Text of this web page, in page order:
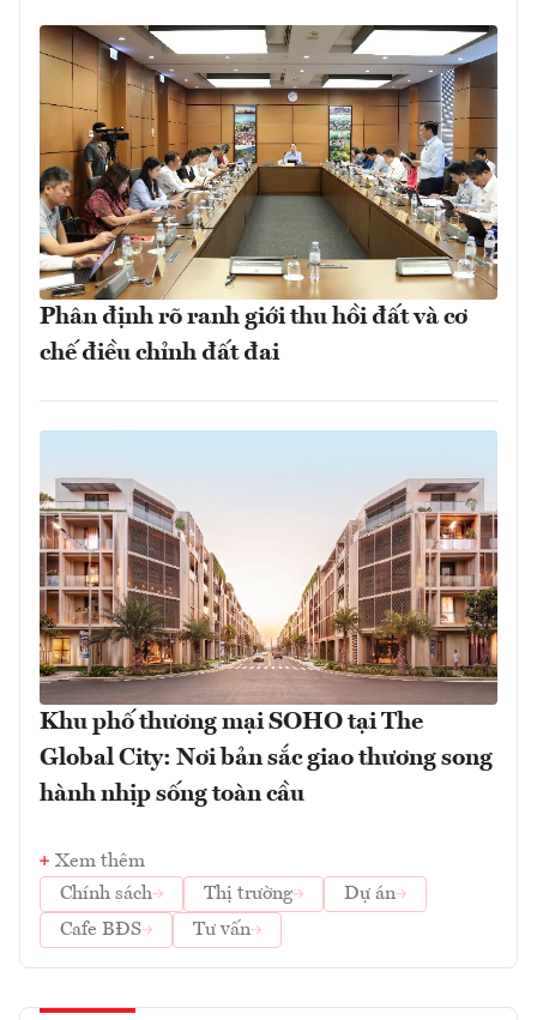
Phân định rõ ranh giới thu hồi đất và cơ
chế điều chỉnh đất đai
Khu phố thương mại SOHO tại The
Global City: Nơi bản sắc giao thương song
hành nhịp sống toàn cầu
Xem thêm
Chính sách
Thị trường
Dự án
Cafe BĐS
Tư vấn